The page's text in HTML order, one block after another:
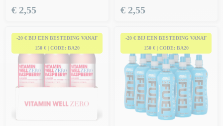
Prijs
€ 2,55 Prijs
€ 2,55
-20 € BIJ EEN BESTEDING VANAF
150 € | CODE: BA20
-20 € BIJ EEN BESTEDING VANAF
150 € | CODE: BA20